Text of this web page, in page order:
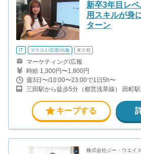
新卒3年目レ
用スキルが身
ターン
IT マスコミ/広告/出版 東京都
マーケティング/広報
時給 1,300円〜1,800円
週3日〜/10:00〜23:00で1日5h〜
三田駅から徒歩5分（都営浅草線） 田町
キープする
株式会社ジー・ウエイ